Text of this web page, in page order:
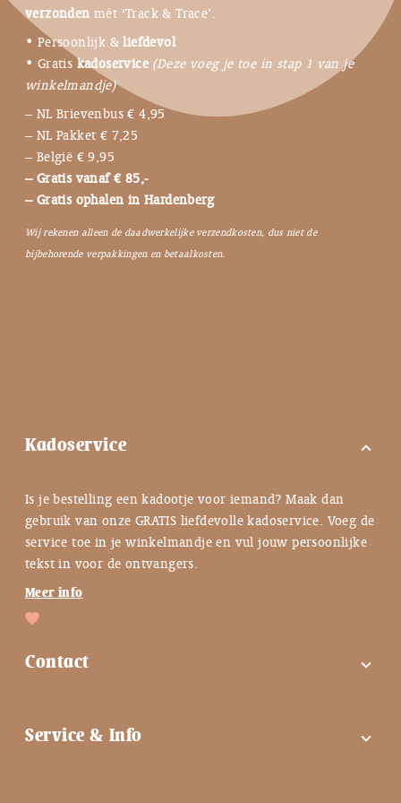
verzonden mét ‘Track & Trace’.
• Persoonlijk &liefdevol
• Gratis kadoservice (Deze voeg je toe in stap 1 van je
winkelmandje)
– NL Brievenbus € 4,95
– NL Pakket € 7,25
– België € 9,95
– Gratis vanaf € 85,-
– Gratis ophalen in Hardenberg
Wij rekenen alleen de daadwerkelijke verzendkosten, dus niet de
bijbehorende verpakkingen en betaalkosten.
Kadoservice expand_more
Is je bestelling een kadootje voor iemand? Maak dan
gebruik van onze GRATIS liefdevolle kadoservice. Voeg de
service toe in je winkelmandje en vul jouw persoonlijke
tekst in voor de ontvangers.
Meer info
Contact expand_more
Contactgegevens
Service & Info expand_more